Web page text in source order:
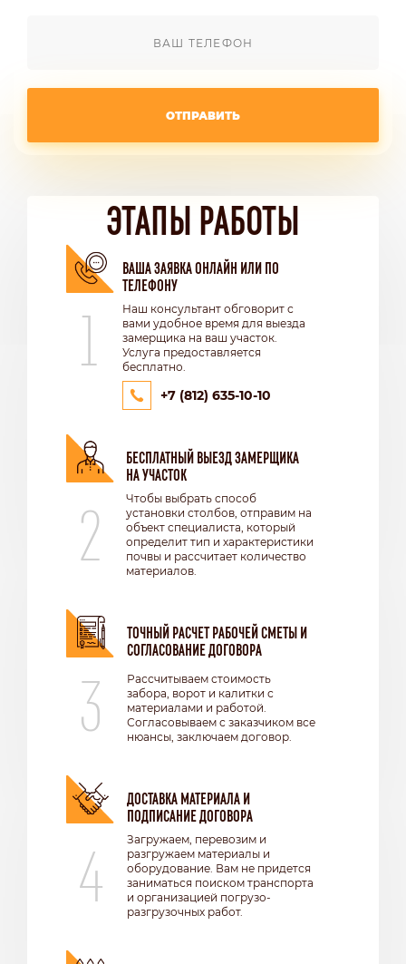
ОТПРАВИТЬ
ЭТАПЫ РАБОТЫ
1
ВАША ЗАЯВКА ОНЛАЙН ИЛИ ПО
ТЕЛЕФОНУ
Наш консультант обговорит с
вами удобное время для выезда
замерщика на ваш участок.
Услуга предоставляется
бесплатно.
+7 (812) 635-10-10
2
БЕСПЛАТНЫЙ ВЫЕЗД ЗАМЕРЩИКА
НА УЧАСТОК
Чтобы выбрать способ
установки столбов, отправим на
объект специалиста, который
определит тип и характеристики
почвы и рассчитает количество
материалов.
3
ТОЧНЫЙ РАСЧЕТ РАБОЧЕЙ СМЕТЫ И
СОГЛАСОВАНИЕ ДОГОВОРА
Рассчитываем стоимость
забора, ворот и калитки с
материалами и работой.
Согласовываем с заказчиком все
нюансы, заключаем договор.
4
ДОСТАВКА МАТЕРИАЛА И
ПОДПИСАНИЕ ДОГОВОРА
Загружаем, перевозим и
разгружаем материалы и
оборудование. Вам не придется
заниматься поиском транспорта
и организацией погрузо-
разгрузочных работ.